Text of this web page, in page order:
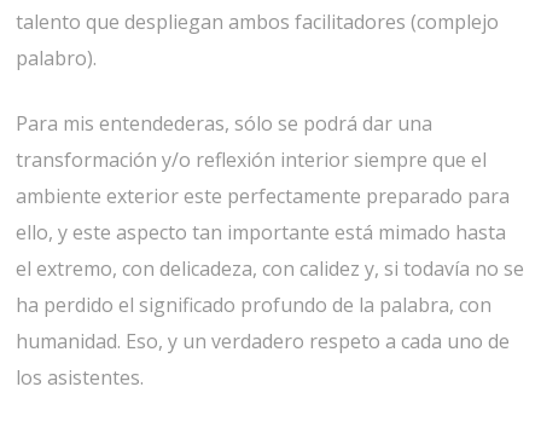
talento que despliegan ambos facilitadores (complejo
palabro).
Para mis entendederas, sólo se podrá dar una
transformación y/o reflexión interior siempre que el
ambiente exterior este perfectamente preparado para
ello, y este aspecto tan importante está mimado hasta
el extremo, con delicadeza, con calidez y, si todavía no se
ha perdido el significado profundo de la palabra, con
humanidad. Eso, y un verdadero respeto a cada uno de
los asistentes.